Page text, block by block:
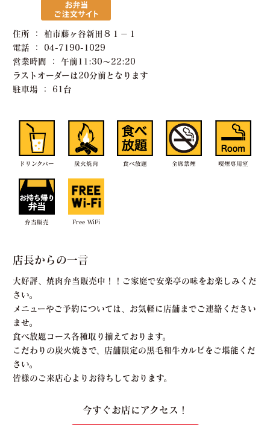
住所 ： 柏市藤ヶ谷新田８１−１
電話 ： 04-7190-1029
営業時間 ： 午前11:30〜22:20
ラストオーダーは20分前となります
駐車場 ： 61台
ドリンクバー 炭火焼肉 食べ放題 全席禁煙 喫煙専用室
弁当販売 Free WiFi
店長からの一言
大好評、焼肉弁当販売中！！ご家庭で安楽亭の味をお楽しみくだ
さい。
メニューやご予約については、お気軽に店舗までご連絡ください
ませ。
食べ放題コース各種取り揃えております。
こだわりの炭火焼きで、店舗限定の黒毛和牛カルビをご堪能くだ
さい。
皆様のご来店心よりお待ちしております。
今すぐお店にアクセス！